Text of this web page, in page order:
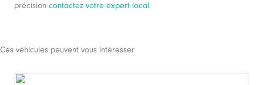
précision contactez votre expert local.
Ces véhicules peuvent vous intéresser